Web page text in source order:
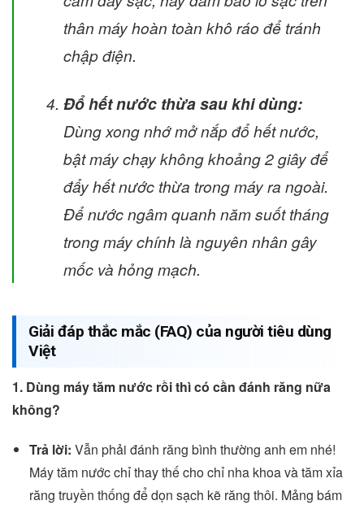
thân máy hoàn toàn khô ráo để tránh
chập điện.
Đổ hết nước thừa sau khi dùng:
Dùng xong nhớ mở nắp đổ hết nước,
bật máy chạy không khoảng 2 giây để
đẩy hết nước thừa trong máy ra ngoài.
Để nước ngâm quanh năm suốt tháng
trong máy chính là nguyên nhân gây
mốc và hỏng mạch.
Giải đáp thắc mắc (FAQ) của người tiêu dùng
Việt
1. Dùng máy tăm nước rồi thì có cần đánh răng nữa
không?
Trả lời: Vẫn phải đánh răng bình thường anh em nhé!
Máy tăm nước chỉ thay thế cho chỉ nha khoa và tăm xỉa
răng truyền thống để dọn sạch kẽ răng thôi. Mảng bám